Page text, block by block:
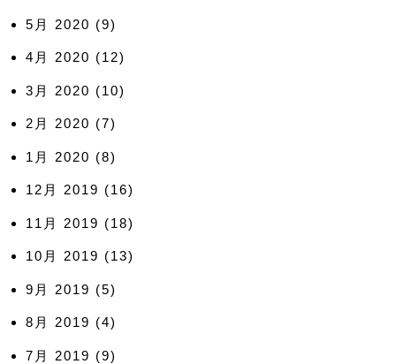
5月 2020 (9)
4月 2020 (12)
3月 2020 (10)
2月 2020 (7)
1月 2020 (8)
12月 2019 (16)
11月 2019 (18)
10月 2019 (13)
9月 2019 (5)
8月 2019 (4)
7月 2019 (9)